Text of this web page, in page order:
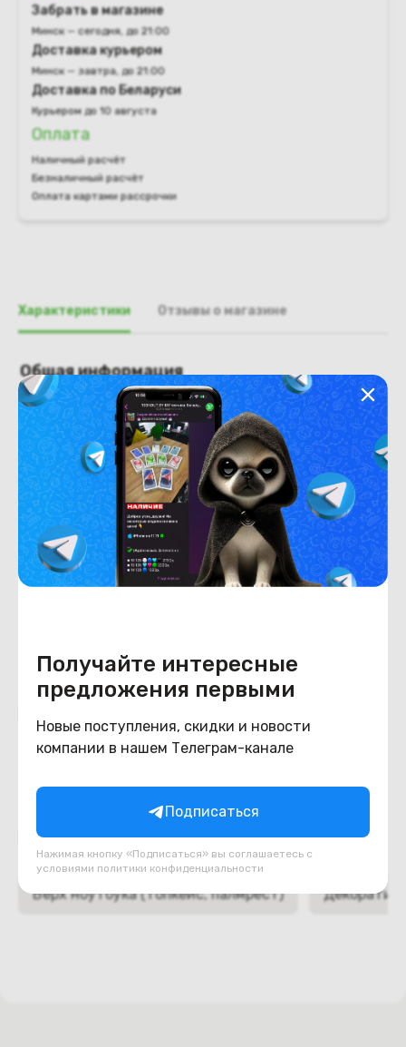
Получайте интересные
предложения первыми
Новые поступления, скидки и новости
компании в нашем Телеграм-канале
Подписаться
Нажимая кнопку «Подписаться» вы соглашаетесь с
условиями политики конфиденциальности
Забрать в магазине
Минск — сегодня, до 21:00
Доставка курьером
Минск — завтра, до 21:00
Доставка по Беларуси
Курьером до 10 августа
Оплата
Наличный расчёт
Безналичный расчёт
Оплата картами рассрочки
Характеристики Отзывы о магазине
Общая информация
Производитель
Lenovo
Тип товара
Крышка матрицы
Состояние
Недостатки
состояние ,запрос фото
уточнять у менеджеров
Состояние
Б/У
Внешний вид
состояние ,запрос фото
уточнять у менеджеров
Похожие товары
Подборки товаров в категории
Верх ноутбука (топкейс, палмрест)